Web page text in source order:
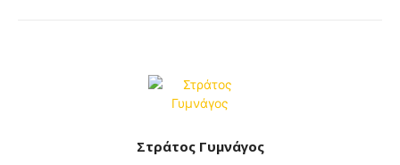
Στράτος Γυμνάγος